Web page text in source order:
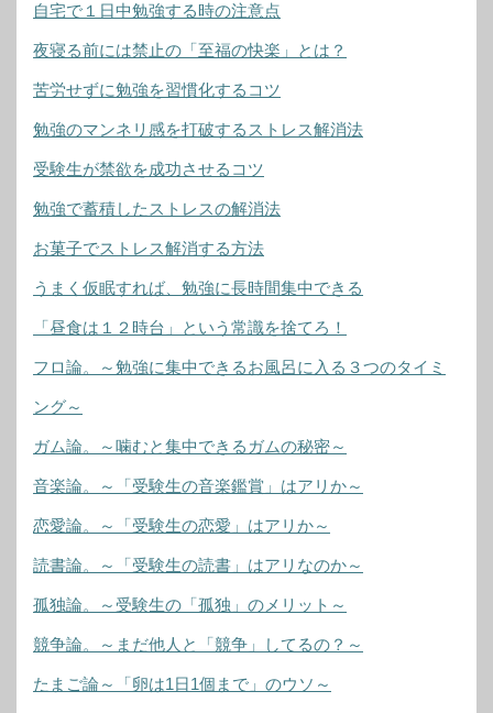
自宅で１日中勉強する時の注意点
夜寝る前には禁止の「至福の快楽」とは？
苦労せずに勉強を習慣化するコツ
勉強のマンネリ感を打破するストレス解消法
受験生が禁欲を成功させるコツ
勉強で蓄積したストレスの解消法
お菓子でストレス解消する方法
うまく仮眠すれば、勉強に長時間集中できる
「昼食は１２時台」という常識を捨てろ！
フロ論。～勉強に集中できるお風呂に入る３つのタイミ
ング～
ガム論。～噛むと集中できるガムの秘密～
音楽論。～「受験生の音楽鑑賞」はアリか～
恋愛論。～「受験生の恋愛」はアリか～
読書論。～「受験生の読書」はアリなのか～
孤独論。～受験生の「孤独」のメリット～
競争論。～まだ他人と「競争」してるの？～
たまご論～「卵は1日1個まで」のウソ～